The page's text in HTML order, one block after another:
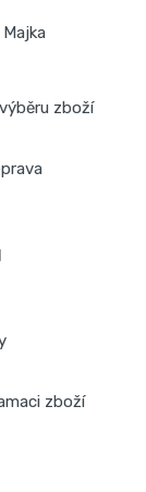
zboží
zboží